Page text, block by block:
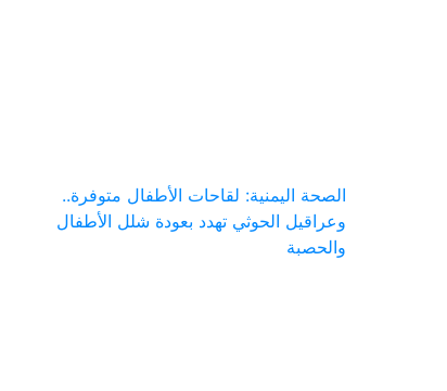
الصحة اليمنية: لقاحات الأطفال متوفرة..
وعراقيل الحوثي تهدد بعودة شلل الأطفال
والحصبة